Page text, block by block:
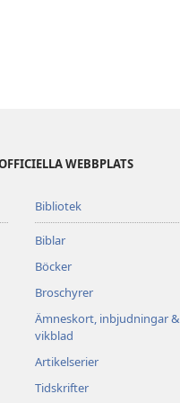
WEBBPLATS
Bibliotek
Biblar
Böcker
Broschyrer
Ämneskort, inbjudningar &
vikblad
Artikelserier
Tidskrifter